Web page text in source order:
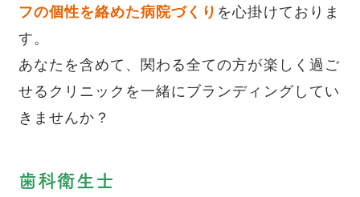
フの個性を絡めた病院づくり を心掛けておりま
す。
あなたを含めて、関わる全ての方が楽しく過ご
せるクリニックを一緒にブランディングしてい
きませんか？
歯科衛生士